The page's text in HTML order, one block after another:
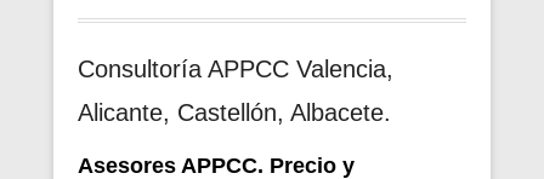
Consultoría APPCC Valencia,
Alicante, Castellón, Albacete.
Asesores APPCC. Precio y